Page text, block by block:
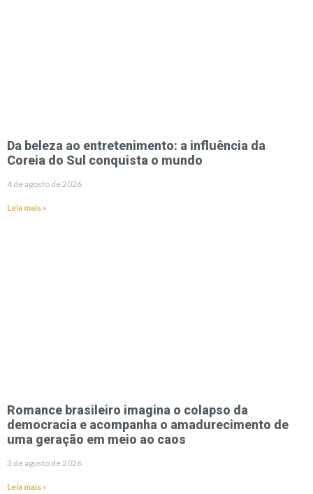
Da beleza ao entretenimento: a influência da
Coreia do Sul conquista o mundo
4 de agosto de 2026
Leia mais »
Romance brasileiro imagina o colapso da
democracia e acompanha o amadurecimento de
uma geração em meio ao caos
3 de agosto de 2026
Leia mais »